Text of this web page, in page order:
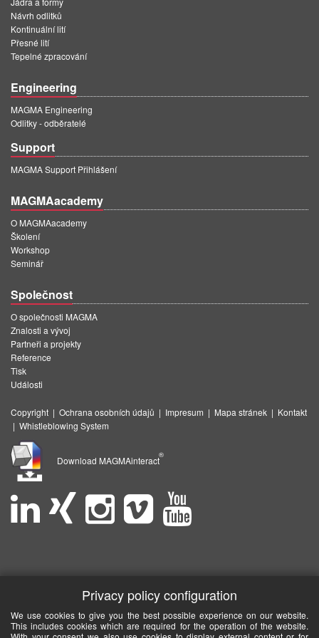
PT
ES
MAGMA Türkiye
TR
MAGMA China
EN
ZH
MAGMA India
EN
MAGMA Korea
KO
Návrh odlitků
Kontinuální lití
Přesné lití
Tepelné zpracování
Engineering
MAGMA Engineering
Odlitky - odběratelé
Support
MAGMA Support Přihlášení
MAGMAacademy
O MAGMAacademy
Školení
Workshop
Seminář
Společnost
O společnosti MAGMA
Znalosti a vývoj
Partneři a projekty
Reference
Tisk
Události
Copyright | Ochrana osobních údajů | Impresum | Mapa stránek | Kontakt
| Whistleblowing System
Download MAGMAinteract
®
Privacy policy configuration
We use cookies to give you the best possible experience on our website.
This includes cookies which are required for the operation of the website.